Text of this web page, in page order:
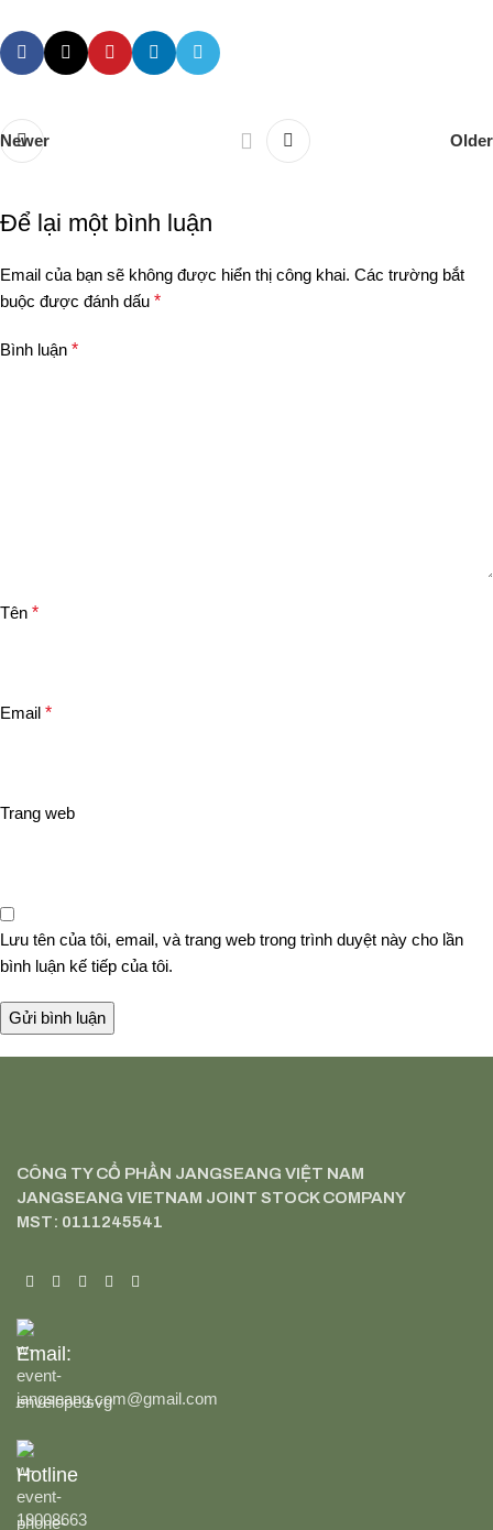
Newer Older
Để lại một bình luận
Email của bạn sẽ không được hiển thị công khai. Các trường bắt
buộc được đánh dấu *
Bình luận *
Tên *
Email *
Trang web
Lưu tên của tôi, email, và trang web trong trình duyệt này cho lần
bình luận kế tiếp của tôi.
CÔNG TY CỔ PHẦN JANGSEANG VIỆT NAM
JANGSEANG VIETNAM JOINT STOCK COMPANY
MST: 0111245541
Email:
jangseang.com@gmail.com
Hotline
19008663